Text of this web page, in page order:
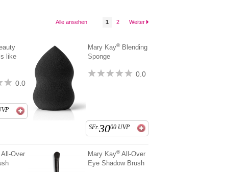
Alle ansehen 1 2 Weiter
like
0.0
Mary Kay®Blending
Sponge
0.0
SFr.3000 UVP
All-Over
Mary Kay®All-Over
Eye Shadow Brush